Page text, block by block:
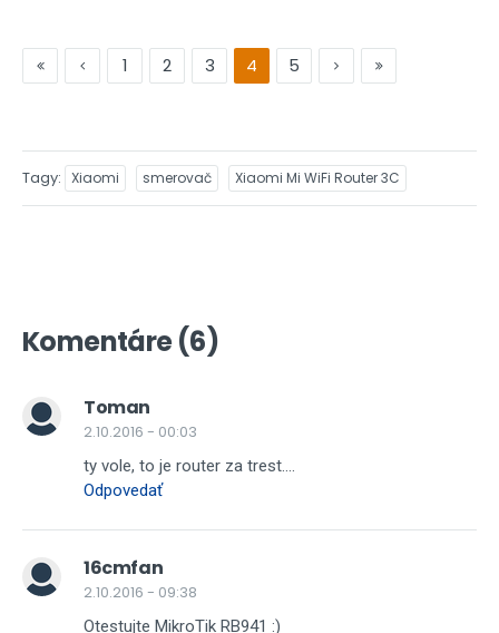
1 2 3 4 5
Tagy Xiaomi smerovač Xiaomi Mi WiFi Router 3C
Komentáre (6)
Toman
2.10.2016 - 00:03
ty vole, to je router za trest....
Odpovedať
16cmfan
2.10.2016 - 09:38
Otestujte MikroTik RB941 :)